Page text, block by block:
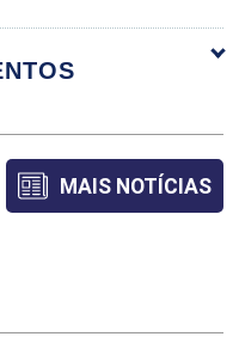
MAIS NOTÍCIAS